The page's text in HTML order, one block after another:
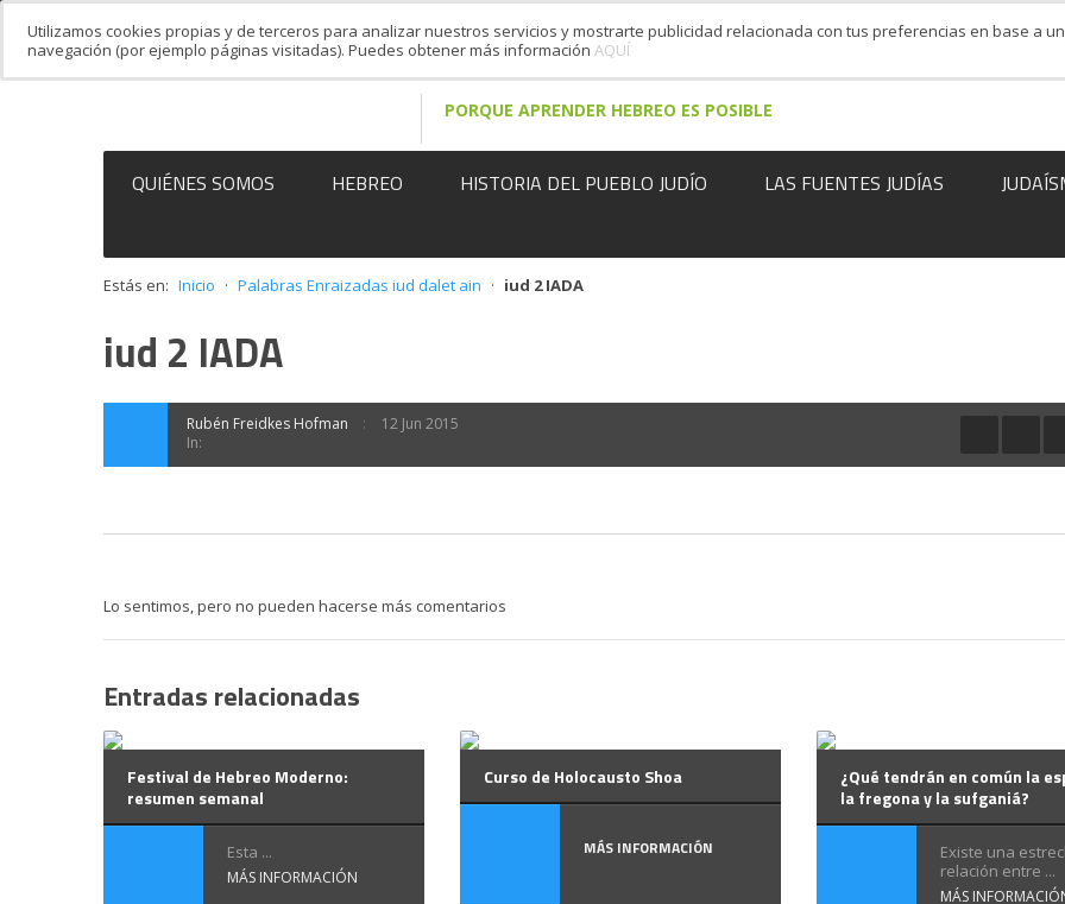
PORQUE APRENDER HEBREO ES POSIBLE
QUIÉNES SOMOS HEBREO HISTORIA DEL PUEBLO JUDÍO LAS FUENTES JUDÍAS
Estás en: Inicio · Palabras Enraizadas iud dalet ain · iud 2 IADA
iud 2 IADA
Rubén Freidkes Hofman
12 Jun 2015
In:
Lo sentimos, pero no pueden hacerse más comentarios
Entradas relacionadas
Festival de Hebreo Moderno:
resumen semanal
Esta ...
MÁS INFORMACIÓN
Curso de Holocausto Shoa
MÁS INFORMACIÓN
¿Qué tendrán en común la
la fregona y la sufganiá?
Existe una
relación entre ...
MÁS
Utilizamos cookies propias y de terceros para analizar nuestros servicios y mostrarte publicidad relacionada con tus preferencias en base a
navegación (por ejemplo páginas visitadas). Puedes obtener más información AQUÍ